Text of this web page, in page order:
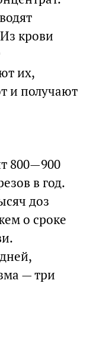
крови
их,
и получают
800—900
в год.
доз
о сроке
— три